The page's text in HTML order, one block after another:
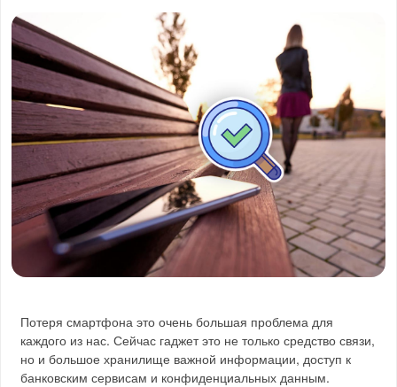
Потеря смартфона это очень большая проблема для
каждого из нас. Сейчас гаджет это не только средство связи,
но и большое хранилище важной информации, доступ к
банковским сервисам и конфиденциальных данным.